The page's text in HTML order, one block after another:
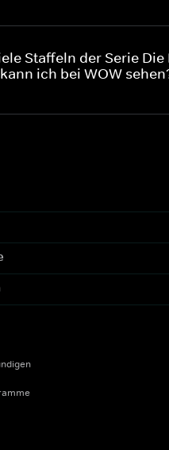
Staffeln der Serie Die
ich bei WOW